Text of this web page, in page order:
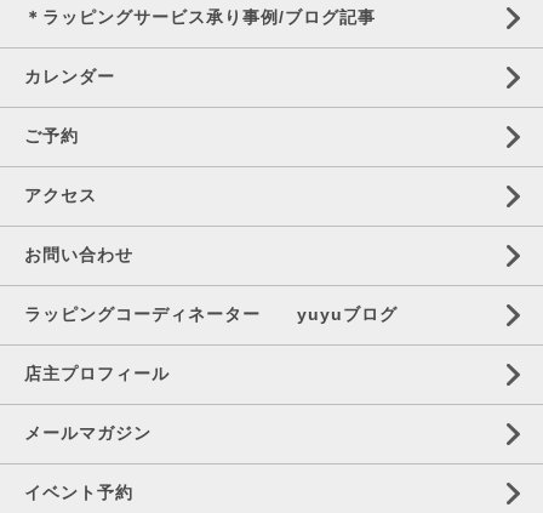
＊ラッピングサービス承り事例/ブログ記事
カレンダー
ご予約
アクセス
お問い合わせ
ラッピングコーディネーター yuyuブログ
店主プロフィール
メールマガジン
イベント予約